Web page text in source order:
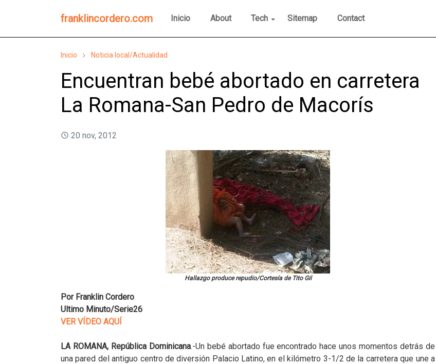
franklincordero.com Inicio About Tech Sitemap Contact
Inicio Noticia local/Actualidad
Encuentran bebé abortado en carretera
La Romana-San Pedro de Macorís
20 nov, 2012
Hallazgo produce repudio/Cortesía de Tito Gil
Por Franklin Cordero
Ultimo Minuto/Serie26
VER VÍDEO AQUÍ
LA ROMANA, República Dominicana.-Un bebé abortado fue encontrado hace unos momentos detrás de
una pared del antiguo centro de diversión Palacio Latino, en el kilómetro 3-1/2 de la carretera que une a